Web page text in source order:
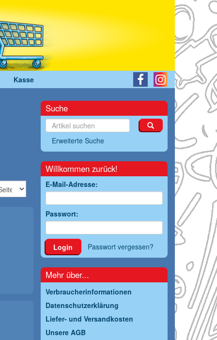
Kasse
Suche
Erweiterte Suche
Willkommen zurück!
E-Mail-Adresse:
Passwort:
Login Passwort vergessen?
Mehr über...
Verbraucherinformationen
Datenschutzerklärung
Liefer- und Versandkosten
Unsere AGB